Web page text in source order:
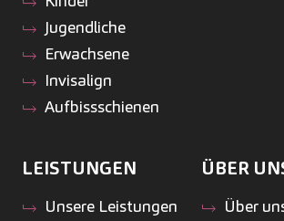
Jugendliche
Erwachsene
Invisalign
Aufbissschienen
LEISTUNGEN
Unsere Leistungen
ÜBER
Über